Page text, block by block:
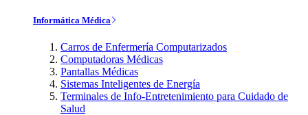
Informática Médica
Carros de Enfermería Computarizados
Computadoras Médicas
Pantallas Médicas
Sistemas Inteligentes de Energía
Terminales de Info-Entretenimiento para Cuidado de
Salud